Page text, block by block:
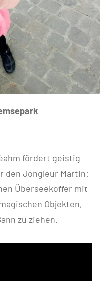
fördert geistig
den Jongleur Martin:
Überseekoffer mit
Objekten,
zu ziehen.